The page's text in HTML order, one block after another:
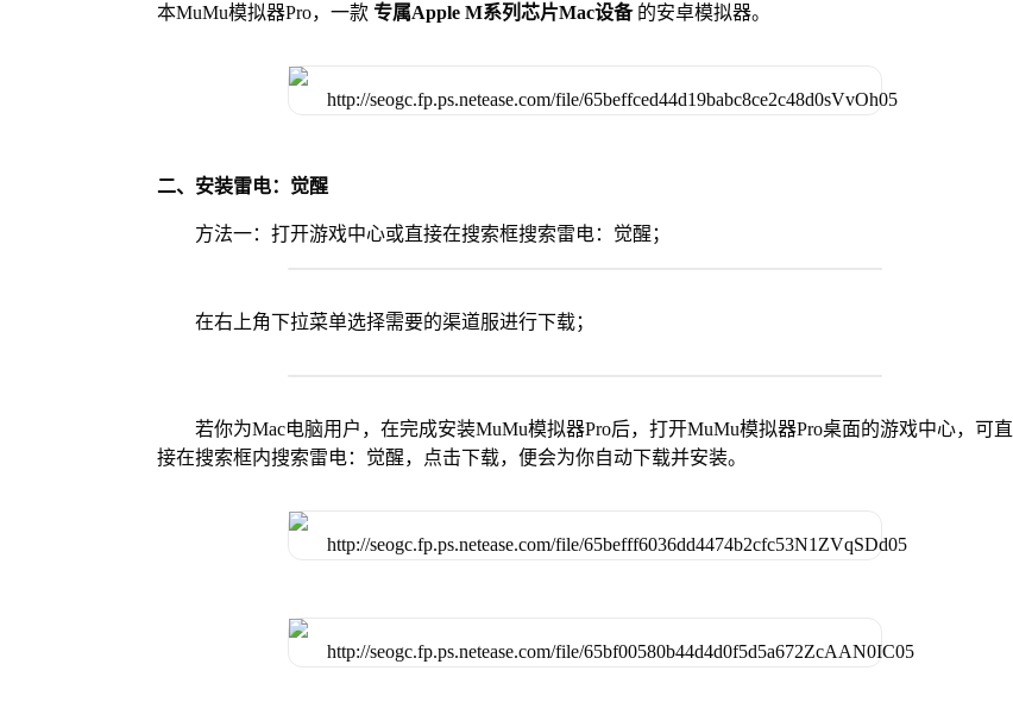
本MuMu模拟器Pro，一款 专属Apple M系列芯片Mac设备 的安卓模拟器。
二、安装雷电：觉醒
方法一：打开游戏中心或直接在搜索框搜索雷电：觉醒；
在右上角下拉菜单选择需要的渠道服进行下载；
若你为Mac电脑用户，在完成安装MuMu模拟器Pro后，打开MuMu模拟器Pro桌面的游戏中心，可直
接在搜索框内搜索雷电：觉醒，点击下载，便会为你自动下载并安装。